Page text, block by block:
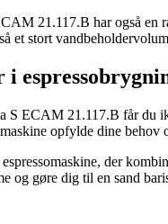
21.117.B har også en
et stort
i
ECAM 21.117.B får du
opfylde dine behov
espressomaskine, der
og gøre dig til en sand